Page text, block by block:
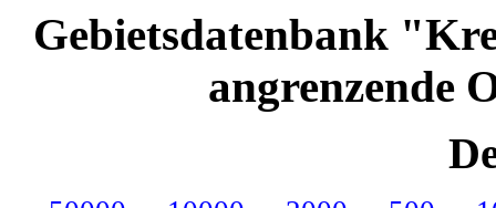
Gebietsdatenbank
angrenzende